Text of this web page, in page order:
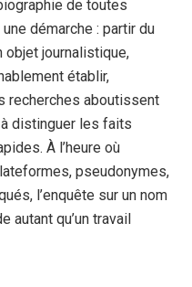
de toutes
démarche : partir du
objet journalistique,
établir,
recherches aboutissent
distinguer les faits
À l’heure où
pseudonymes,
l’enquête sur un nom
autant qu’un travail